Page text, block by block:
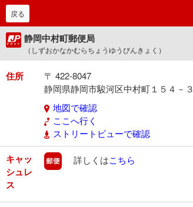
戻る
静岡中村町郵便局
（しずおかなかむらちょうゆうびんきょく）
住所
〒 422-8047
静岡県静岡市駿河区中村町１５４－３
地図で確認
ここへ行く
ストリートビューで確認
キャッ
シュレ
ス
郵便
詳しくはこちら